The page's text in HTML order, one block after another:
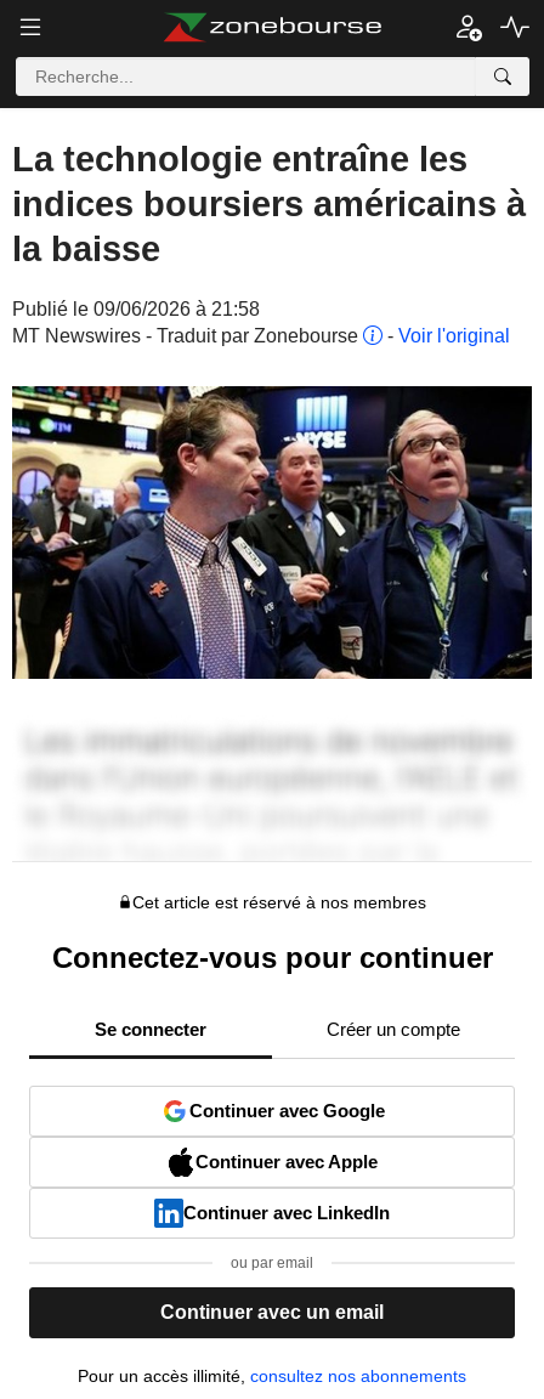
La technologie entraîne les
indices boursiers américains à
la baisse
Publié le 09/06/2026 à 21:58
MT Newswires - Traduit par Zonebourse
- Voir l'original
Cet article est réservé à nos membres
Connectez-vous pour continuer
Se connecter Créer un compte
Continuer avec Google
Continuer avec Apple
Continuer avec LinkedIn
ou par email
Continuer avec un email
Pour un accès illimité, consultez nos abonnements